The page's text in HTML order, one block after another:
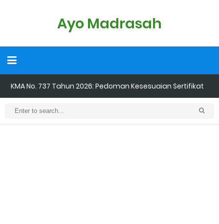
Ayo Madrasah
KMA No. 737 Tahun 2026: Pedoman Kesesuaian Sertifikat